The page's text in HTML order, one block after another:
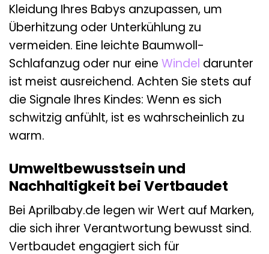
Kleidung Ihres Babys anzupassen, um
Überhitzung oder Unterkühlung zu
vermeiden. Eine leichte Baumwoll-
Schlafanzug oder nur eine Windel darunter
ist meist ausreichend. Achten Sie stets auf
die Signale Ihres Kindes: Wenn es sich
schwitzig anfühlt, ist es wahrscheinlich zu
warm.
Umweltbewusstsein und
Nachhaltigkeit bei Vertbaudet
Bei Aprilbaby.de legen wir Wert auf Marken,
die sich ihrer Verantwortung bewusst sind.
Vertbaudet engagiert sich für